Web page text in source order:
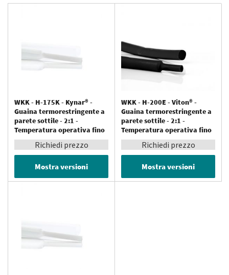
WKK - H-175K - Kynar® -
Guaina termorestringente a
parete sottile - 2:1 -
Temperatura operativa fino
a 175 °C - Resistente ai
prodotti chimici
Richiedi prezzo
Mostra versioni
WKK - H-200E - Viton® -
Guaina termorestringente a
parete sottile - 2:1 -
Temperatura operativa fino
a 200 °C - Resistente ai
prodotti chimici
Richiedi prezzo
Mostra versioni